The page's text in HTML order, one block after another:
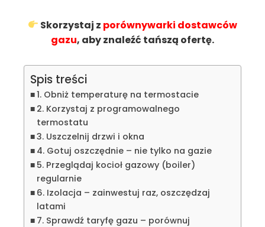
Skorzystaj z porównywarki dostawców
gazu, aby znaleźć tańszą ofertę.
Spis treści
1. Obniż temperaturę na termostacie
2. Korzystaj z programowalnego
termostatu
3. Uszczelnij drzwi i okna
4. Gotuj oszczędnie – nie tylko na gazie
5. Przeglądaj kocioł gazowy (boiler)
regularnie
6. Izolacja – zainwestuj raz, oszczędzaj
latami
7. Sprawdź taryfę gazu – porównuj